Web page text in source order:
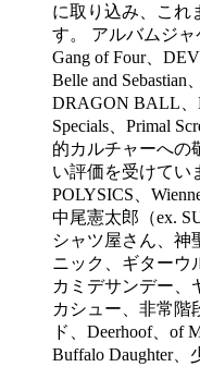
に取り込み、これ
す。 アルバムジャ
Gang of Four、
Belle and Sebastian
DRAGON BALL、
Specials、Primal
的カルチャーへの
い評価を受けてい
POLYSICS、
中尾憲太郎（ex.
シャツ屋さん、神
ニック、ギターウ
カミデサンデー、
カシュー、非常階
ド、Deerhoof、of
Buffalo Daughter